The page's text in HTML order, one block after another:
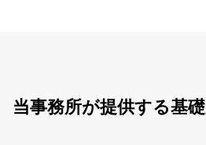
当事務所が提供する基